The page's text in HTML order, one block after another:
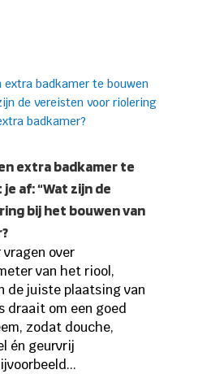
extra badkamer te
af: “Wat zijn de
bij het bouwen van
over
van het riool,
de juiste plaatsing van
draait om een goed
zodat douche,
én geurvrij